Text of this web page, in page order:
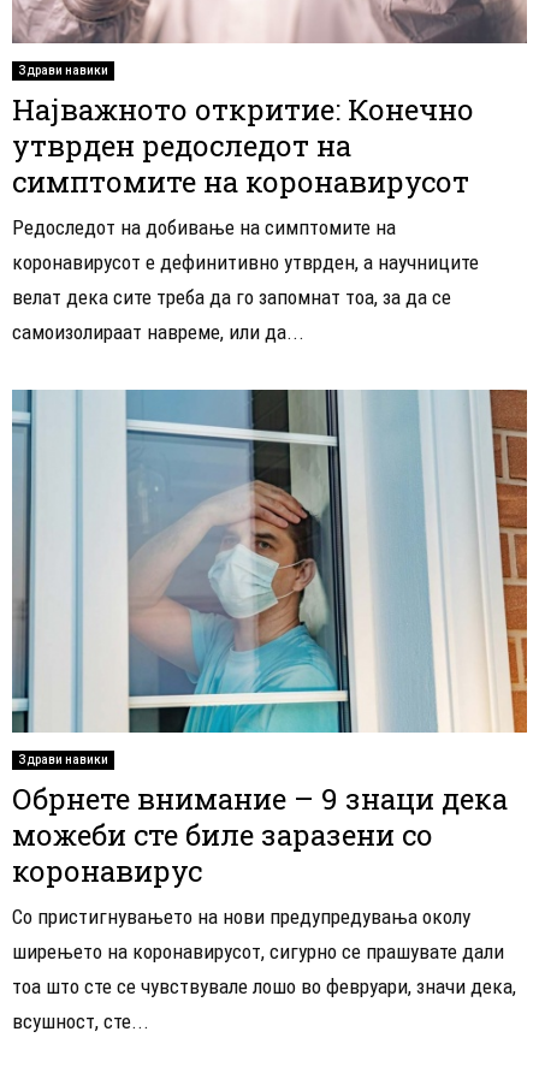
Здрави навики
Најважното откритие: Конечно
утврден редоследот на
симптомите на коронавирусот
Редоследот на добивање на симптомите на
коронавирусот е дефинитивно утврден, а научниците
велат дека сите треба да го запомнат тоа, за да се
самоизолираат навреме, или да...
Здрави навики
Обрнете внимание – 9 знаци дека
можеби сте биле заразени со
коронавирус
Со пристигнувањето на нови предупредувања околу
ширењето на коронавирусот, сигурно се прашувате дали
тоа што сте се чувствувале лошо во февруари, значи дека,
всушност, сте...